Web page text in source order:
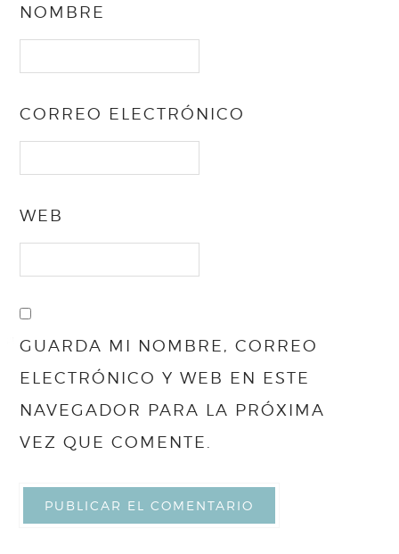
NOMBRE
CORREO ELECTRÓNICO
WEB
GUARDA MI NOMBRE, CORREO
ELECTRÓNICO Y WEB EN ESTE
NAVEGADOR PARA LA PRÓXIMA
VEZ QUE COMENTE.